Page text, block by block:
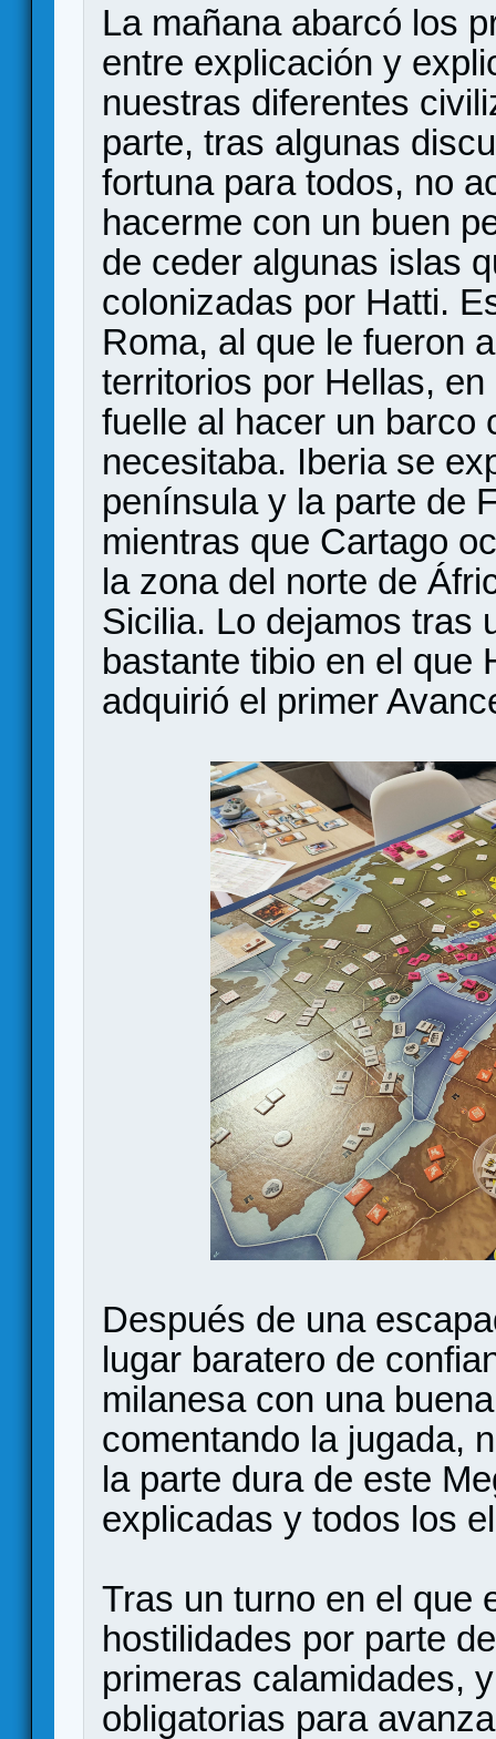
La mañana abarcó los
entre explicación y
nuestras diferentes
parte, tras algunas
fortuna para todos, no
hacerme con un buen
de ceder algunas islas
colonizadas por Hatti.
Roma, al que le fueron
territorios por Hellas,
fuelle al hacer un barco
necesitaba. Iberia se
península y la parte de
mientras que Cartago
la zona del norte de
Sicilia. Lo dejamos tras
bastante tibio en el que
adquirió el primer
Después de una
lugar baratero de
milanesa con una
comentando la jugada,
la parte dura de este
explicadas y todos los
Tras un turno en el que
hostilidades por parte
primeras calamidades,
obligatorias para